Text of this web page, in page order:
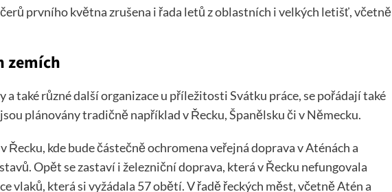
prvního května zrušena i řada letů z oblastních i velkých letišť, včetně
zemích
také různé další organizace u příležitosti Svátku práce, se pořádají také
plánovány tradičně například v Řecku, Španělsku či v Německu.
Řecku, kde bude částečně ochromena veřejná doprava v Aténách a
Opět se zastaví i železniční doprava, která v Řecku nefungovala
vlaků, která si vyžádala 57 obětí. V řadě řeckých měst, včetně Atén a